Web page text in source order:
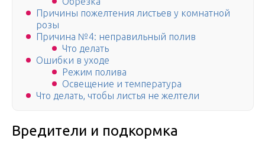
Причины пожелтения листьев у комнатной
розы
Причина №4: неправильный полив
Что делать
Ошибки в уходе
Режим полива
Освещение и температура
Что делать, чтобы листья не желтели
Вредители и подкормка